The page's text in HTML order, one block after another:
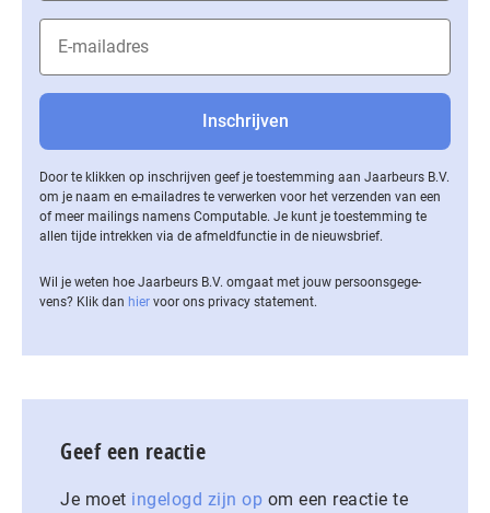
Door te klikken op inschrijven geef je toestemming aan Jaarbeurs B.V.
om je naam en e-mailadres te verwerken voor het verzenden van een
of meer mailings namens Computable. Je kunt je toestemming te
allen tijde intrekken via de af­meld­func­tie in de nieuwsbrief.
Wil je weten hoe Jaarbeurs B.V. omgaat met jouw per­soons­ge­ge­
vens? Klik dan hier voor ons privacy statement.
Geef een reactie
Je moet ingelogd zijn op om een reactie te